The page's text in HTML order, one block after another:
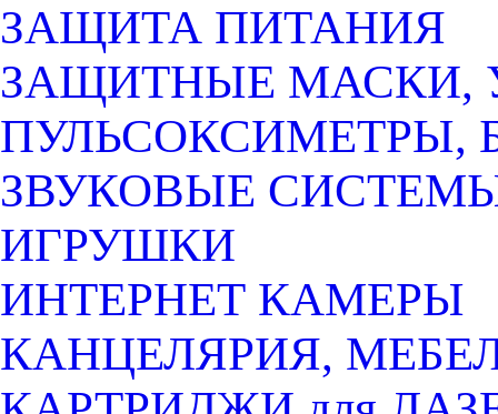
ЗАЩИТА ПИТАНИЯ
ЗАЩИТНЫЕ МАСКИ,
ПУЛЬСОКСИМЕТРЫ,
ЗВУКОВЫЕ
ИГРУШКИ
ИНТЕРНЕТ КАМЕРЫ
КАНЦЕЛЯРИЯ,